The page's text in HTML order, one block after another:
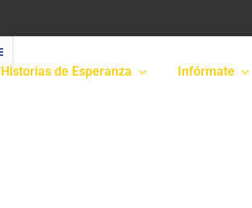
Historias de Esperanza Infórmate